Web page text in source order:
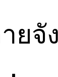
ยจั